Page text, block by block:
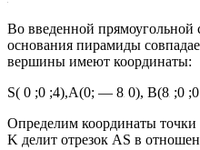
Во введенной прямоугольной
основания пирамиды
вершины имеют координаты:
S( 0 ;0 ;4),A(0; — 8 0), B(8 ;0
Определим координаты точки
K делит отрезок AS в